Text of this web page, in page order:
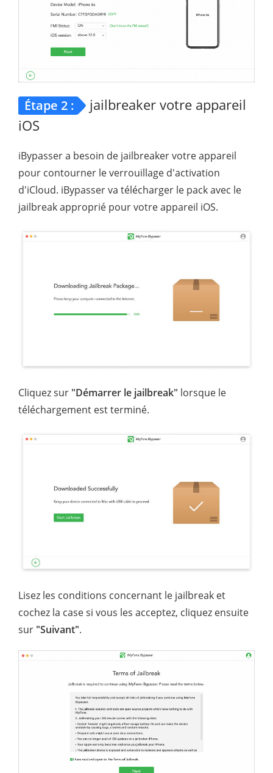
Étape 2 :
jailbreaker votre appareil
iOS
iBypasser a besoin de jailbreaker votre appareil
pour contourner le verrouillage d'activation
d'iCloud. iBypasser va télécharger le pack avec le
jailbreak approprié pour votre appareil iOS.
Cliquez sur "Démarrer le jailbreak" lorsque le
téléchargement est terminé.
Lisez les conditions concernant le jailbreak et
cochez la case si vous les acceptez, cliquez ensuite
sur "Suivant".